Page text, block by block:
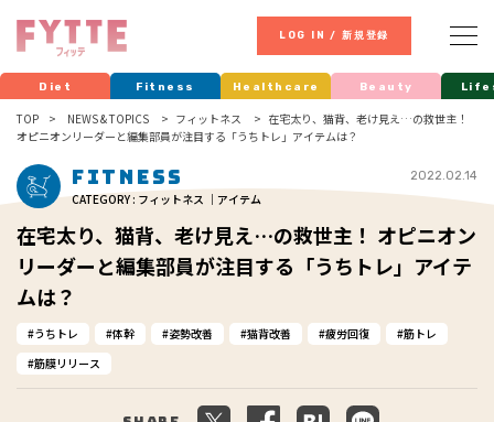
LOG IN / 新規登録
Diet Fitness Healthcare Beauty
TOP NEWS & TOPICS フィットネス
在宅太り、猫背、老け見え…の救世主！
オピニオンリーダーと編集部員が注目する「うちトレ」アイテムは？
Fitness
CATEGORY : フィットネス ｜アイテム
2022.02.14
在宅太り、猫背、老け見え…の救世主！ オピニオン
リーダーと編集部員が注目する「うちトレ」アイテ
ムは？
うちトレ 体幹 姿勢改善 猫背改善 疲労回復
筋トレ
筋膜リリース